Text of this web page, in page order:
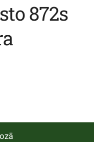
872s